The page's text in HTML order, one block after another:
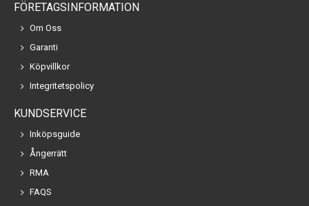
FÖRETAGSINFORMATION
Om Oss
Garanti
Köpvillkor
Integritetspolicy
KUNDSERVICE
Inköpsguide
Ångerrätt
RMA
FAQS